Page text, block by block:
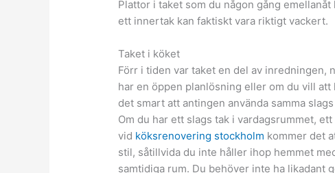
Plattor i taket som du någon gång
ett innertak kan faktiskt vara riktigt vackert.
Taket i köket
Förr i tiden var taket en del av inredningen,
har en öppen planlösning eller om du vill
det smart att antingen använda samma
Om du har ett slags tak i vardagsrummet,
vid köksrenovering stockholm kommer det
stil, såtillvida du inte håller ihop hemmet
samtidiga rum. Du behöver inte ha likadant